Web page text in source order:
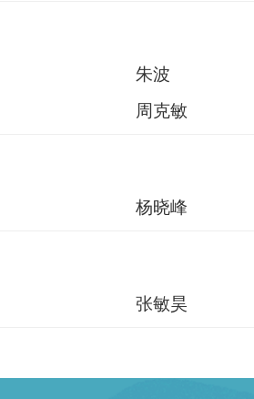
朱波
周克敏
杨晓峰
张敏昊